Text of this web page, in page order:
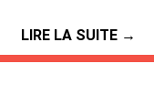
LIRE LA SUITE →